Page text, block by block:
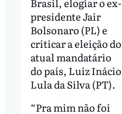
presidente Jair
Bolsonaro (PL) e
criticar a eleição do
atual mandatário
do país, Luiz Inácio
Lula da Silva (PT).
“Pra mim não foi